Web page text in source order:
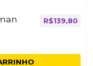
R$139,80